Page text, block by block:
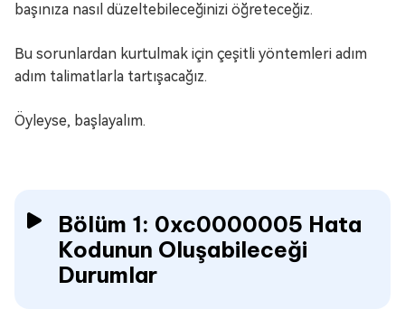
başınıza nasıl düzeltebileceğinizi öğreteceğiz.
Bu sorunlardan kurtulmak için çeşitli yöntemleri adım
adım talimatlarla tartışacağız.
Öyleyse, başlayalım.
Bölüm 1: 0xc0000005 Hata
Kodunun Oluşabileceği
Durumlar